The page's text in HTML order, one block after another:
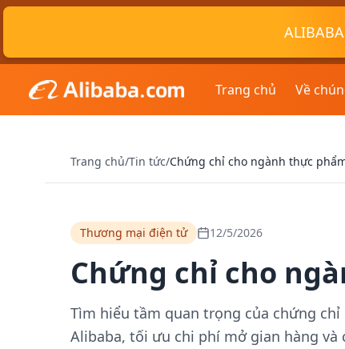
Trang chủ Về
Trang chủ/Tin tức/Chứng chỉ cho ngành thực
Thương mại điện tử 12/5/2026
Chứng chỉ cho
Tìm hiểu tầm quan trọng của chứng chỉ
Alibaba, tối ưu chi phí mở gian hàng